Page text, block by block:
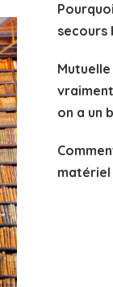
secours
on a un